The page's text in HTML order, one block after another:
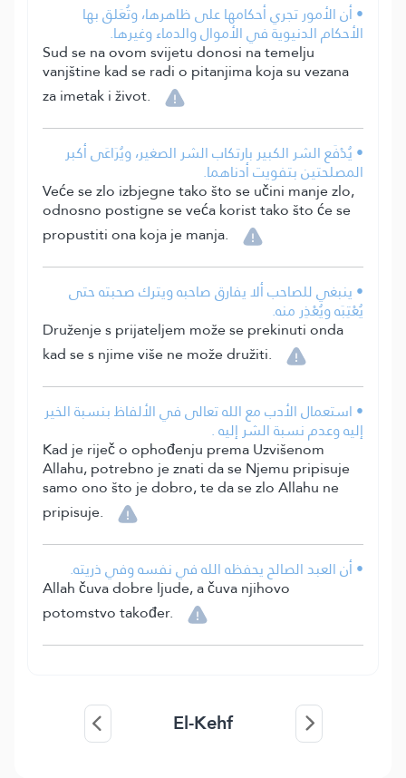
• أن الأمور تجري أحكامها على ظاهرها، وتُعَلق بها
الأحكام الدنيوية في الأموال والدماء وغيرها.
Sud se na ovom svijetu donosi na temelju
vanjštine kad se radi o pitanjima koja su vezana
za imetak i život.
• يُدْفَع الشر الكبير بارتكاب الشر الصغير، ويُرَاعَى أكبر
المصلحتين بتفويت أدناهما.
Veće se zlo izbjegne tako što se učini manje zlo,
odnosno postigne se veća korist tako što će se
propustiti ona koja je manja.
• ينبغي للصاحب ألا يفارق صاحبه ويترك صحبته حتى
يُعْتِبَه ويُعْذِر منه.
Druženje s prijateljem može se prekinuti onda
kad se s njime više ne može družiti.
• استعمال الأدب مع الله تعالى في الألفاظ بنسبة الخير
إليه وعدم نسبة الشر إليه .
Kad je riječ o ophođenju prema Uzvišenom
Allahu, potrebno je znati da se Njemu pripisuje
samo ono što je dobro, te da se zlo Allahu ne
pripisuje.
• أن العبد الصالح يحفظه الله في نفسه وفي ذريته.
Allah čuva dobre ljude, a čuva njihovo
potomstvo također.
El-Kehf